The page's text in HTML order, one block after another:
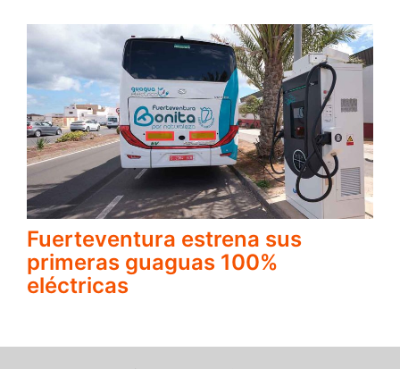
Fuerteventura estrena sus
primeras guaguas 100%
eléctricas